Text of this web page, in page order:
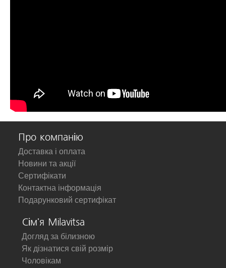
Про компанію
Доставка і оплата
Новини та акції
Сертифікати
Контактна інформація
Подарунковий сертифікат
Сім'я Milavitsa
Догляд за білизною
Як дізнатися свій розмір
Чоловікам